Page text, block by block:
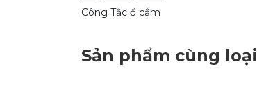
Công Tắc ổ cắm
Sản phẩm cùng loại